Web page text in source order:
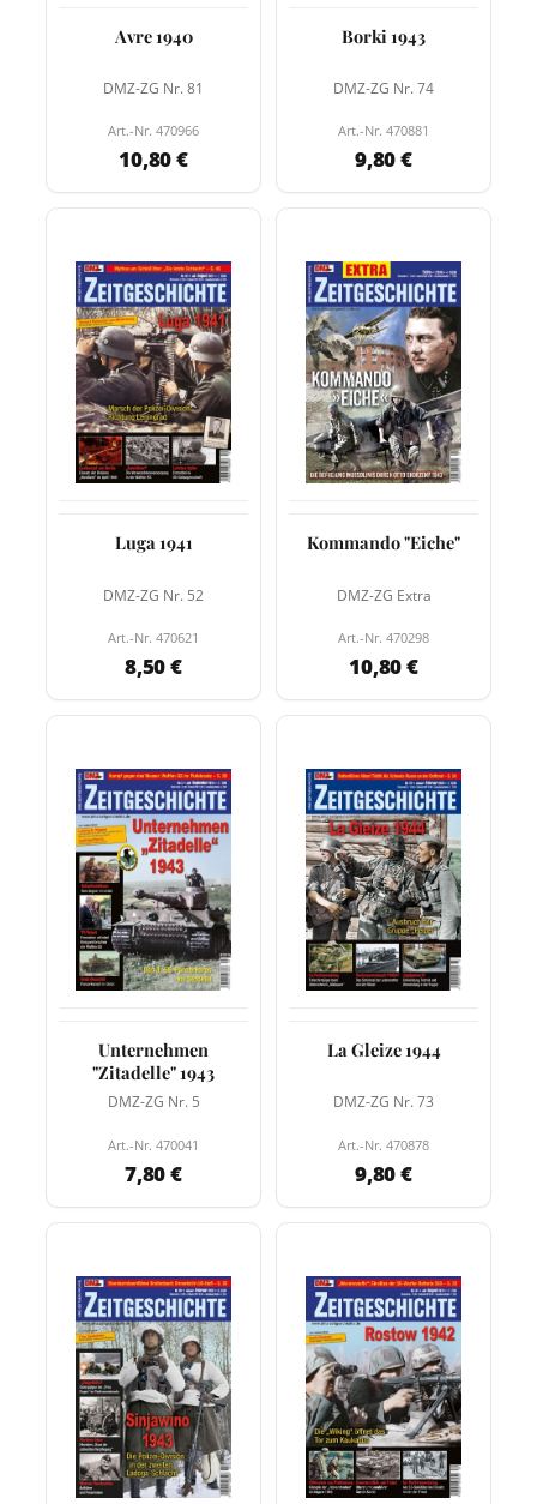
Avre 1940
DMZ-ZG Nr. 81
Art.-Nr. 470966
10,80 €
Borki 1943
DMZ-ZG Nr. 74
Art.-Nr. 470881
9,80 €
Luga 1941
DMZ-ZG Nr. 52
Art.-Nr. 470621
8,50 €
Kommando "Eiche"
DMZ-ZG Extra
Art.-Nr. 470298
10,80 €
Unternehmen
"Zitadelle" 1943
DMZ-ZG Nr. 5
Art.-Nr. 470041
7,80 €
La Gleize 1944
DMZ-ZG Nr. 73
Art.-Nr. 470878
9,80 €